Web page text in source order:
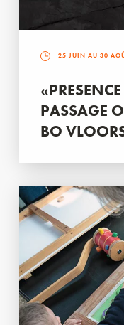
25 JUIN AU 30
PASSAGE
BO